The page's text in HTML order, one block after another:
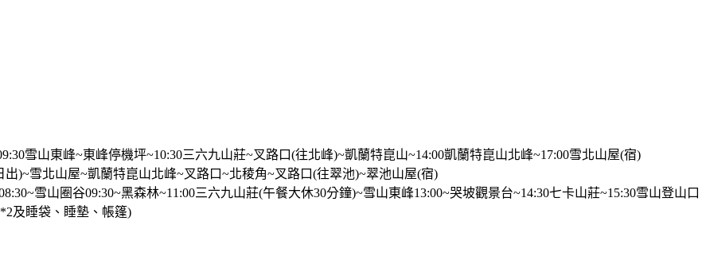
雪山東峰~東峰停機坪~10:30三六九山莊~叉路口(往北峰)~凱蘭特崑山~14:00凱蘭特崑山北峰~17:00雪北山屋(宿)
出)~雪北山屋~凱蘭特崑山北峰~叉路口~北稜角~叉路口(往翠池)~翠池山屋(宿)
雪山圈谷09:30~黑森林~11:00三六九山莊(午餐大休30分鐘)~雪山東峰13:00~哭坡觀景台~14:30七卡山莊~15:30雪山登山口
及睡袋、睡墊、帳篷)